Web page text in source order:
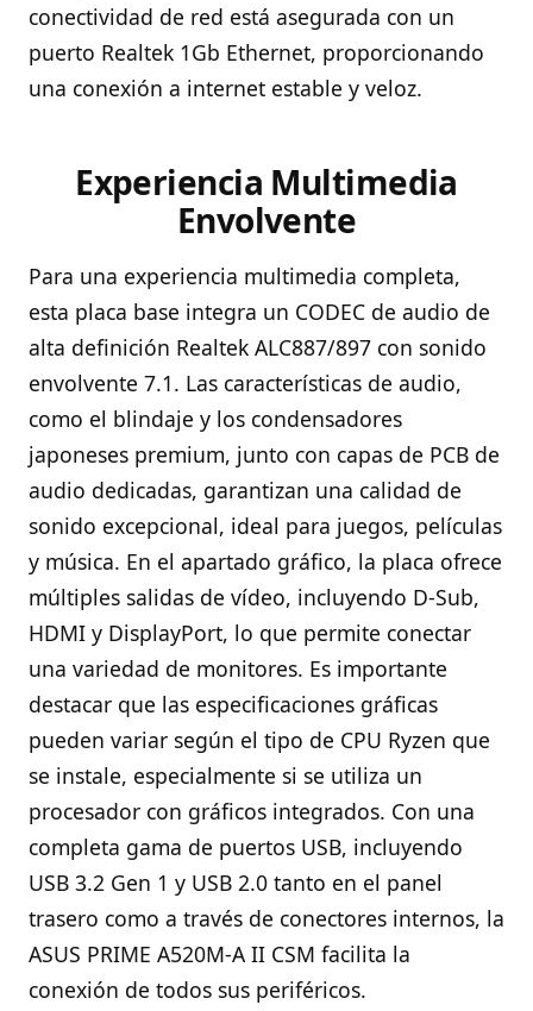
conectividad de red está asegurada con un
puerto Realtek 1Gb Ethernet, proporcionando
una conexión a internet estable y veloz.
Experiencia Multimedia
Envolvente
Para una experiencia multimedia completa,
esta placa base integra un CODEC de audio de
alta definición Realtek ALC887/897 con sonido
envolvente 7.1. Las características de audio,
como el blindaje y los condensadores
japoneses premium, junto con capas de PCB de
audio dedicadas, garantizan una calidad de
sonido excepcional, ideal para juegos, películas
y música. En el apartado gráfico, la placa ofrece
múltiples salidas de vídeo, incluyendo D-Sub,
HDMI y DisplayPort, lo que permite conectar
una variedad de monitores. Es importante
destacar que las especificaciones gráficas
pueden variar según el tipo de CPU Ryzen que
se instale, especialmente si se utiliza un
procesador con gráficos integrados. Con una
completa gama de puertos USB, incluyendo
USB 3.2 Gen 1 y USB 2.0 tanto en el panel
trasero como a través de conectores internos, la
ASUS PRIME A520M-A II CSM facilita la
conexión de todos sus periféricos.